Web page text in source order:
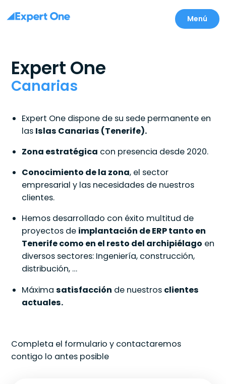
Menú
Expert One
Canarias
Expert One dispone de su sede permanente en
las Islas Canarias (Tenerife).
Zona estratégica con presencia desde 2020.
Conocimiento de la zona, el sector
empresarial y las necesidades de nuestros
clientes.
Hemos desarrollado con éxito multitud de
proyectos de implantación de ERP tanto en
Tenerife como en el resto del archipiélago en
diversos sectores: Ingeniería, construcción,
distribución, …
Máximasatisfacción de nuestros clientes
actuales.
Completa el formulario y contactaremos
contigo lo antes posible